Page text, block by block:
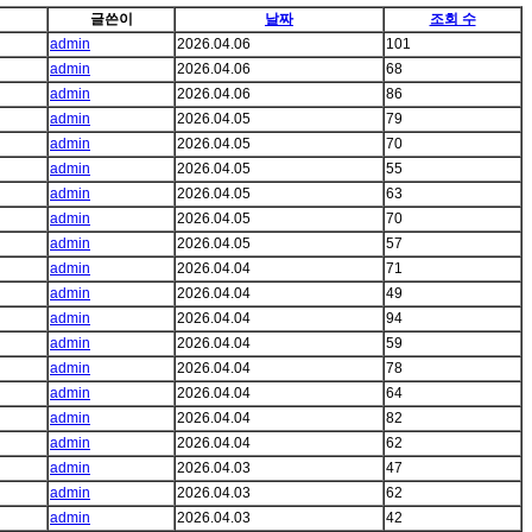
글쓴이 날짜
조회 수
admin
2026.04.06
101
admin
2026.04.06
68
admin
2026.04.06
86
admin
2026.04.05
79
admin
2026.04.05
70
admin
2026.04.05
55
admin
2026.04.05
63
admin
2026.04.05
70
admin
2026.04.05
57
admin
2026.04.04
71
admin
2026.04.04
49
admin
2026.04.04
94
admin
2026.04.04
59
admin
2026.04.04
78
admin
2026.04.04
64
admin
2026.04.04
82
admin
2026.04.04
62
admin
2026.04.03
47
admin
2026.04.03
62
admin
2026.04.03 42